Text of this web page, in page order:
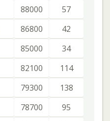
88000
57
86800
42
85000
34
82100
114
79300
138
78700
95